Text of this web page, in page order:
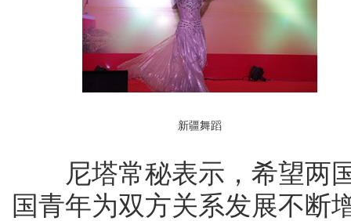
新疆舞蹈
尼塔常秘表示，希望两国
国青年为双方关系发展不断